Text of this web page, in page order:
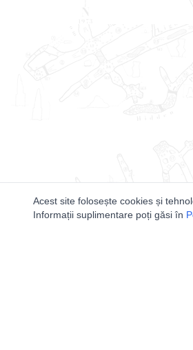
Acest site folosește cookies și
Informații suplimentare poți găsi în